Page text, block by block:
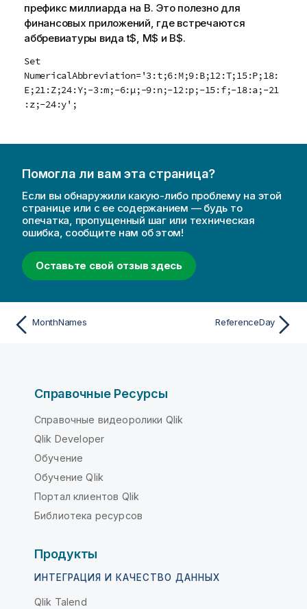
префикс миллиарда на B. Это полезно для
финансовых приложений, где встречаются
аббревиатуры вида t$, M$ и B$.
Set
NumericalAbbreviation='3:t;6:M;9:B;12:T;15:P;18:
E;21:Z;24:Y;-3:m;-6:µ;-9:n;-12:p;-15:f;-18:a;-21
:z;-24:y';
Помогла ли вам эта страница?
Если вы обнаружили какую-либо проблему на этой
странице или с ее содержанием — будь то
опечатка, пропущенный шаг или техническая
ошибка, сообщите нам об этом!
Оставьте свой отзыв здесь
MonthNames ReferenceDay
Справочные Ресурсы
Справочные видеоролики Qlik
Qlik Developer
Обучение
Обучение Qlik
Портал клиентов Qlik
Библиотека ресурсов
Продукты
ИНТЕГРАЦИЯ И КАЧЕСТВО ДАННЫХ
Qlik Talend